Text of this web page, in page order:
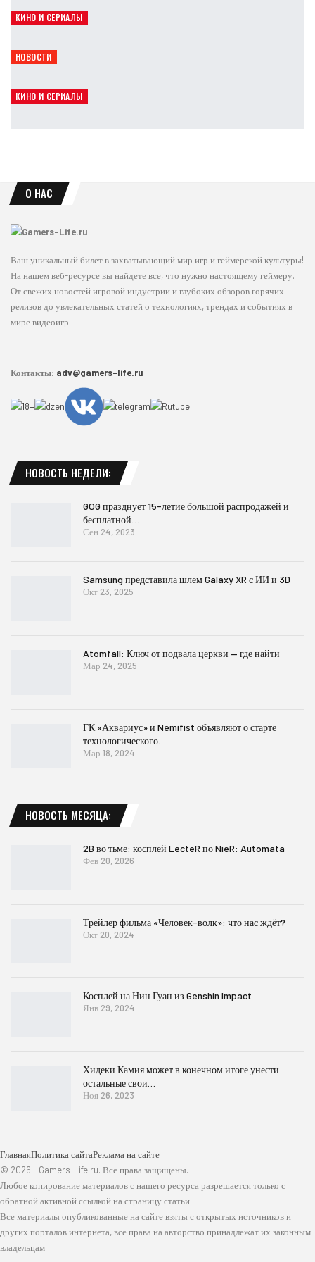
КИНО И СЕРИАЛЫ
«Супермен: Человек завтрашнего дня» должен спасти DC
НОВОСТИ
Ghost Recon Wildlands и Breakpoint отдают со скидкой 95%
КИНО И СЕРИАЛЫ
Кит Коннор может сыграть Циклопа в новых «Людях Икс»
О НАС
Ваш уникальный билет в захватывающий мир игр и геймерской культуры!
На нашем веб-ресурсе вы найдете все, что нужно настоящему геймеру.
От свежих новостей игровой индустрии и глубоких обзоров горячих
релизов до увлекательных статей о технологиях, трендах и событиях в
мире видеоигр.
Контакты: adv@gamers-life.ru
НОВОСТЬ НЕДЕЛИ:
GOG празднует 15-летие большой распродажей и
бесплатной…
Сен 24, 2023
Samsung представила шлем Galaxy XR с ИИ и 3D
Окт 23, 2025
Atomfall: Ключ от подвала церкви — где найти
Мар 24, 2025
ГК «Аквариус» и Nemifist объявляют о старте
технологического…
Мар 18, 2024
НОВОСТЬ МЕСЯЦА:
2B во тьме: косплей LecteR по NieR: Automata
Фев 20, 2026
Трейлер фильма «Человек-волк»: что нас ждёт?
Окт 20, 2024
Косплей на Нин Гуан из Genshin Impact
Янв 29, 2024
Хидеки Камия может в конечном итоге унести
остальные свои…
Ноя 26, 2023
ГлавнаяПолитика сайтаРеклама на сайте
© 2026 - Gamers-Life.ru. Все права защищены.
Любое копирование материалов с нашего ресурса разрешается только с
обратной активной ссылкой на страницу статьи.
Все материалы опубликованные на сайте взяты с открытых источников и
других порталов интернета, все права на авторство принадлежат их законным
владельцам.